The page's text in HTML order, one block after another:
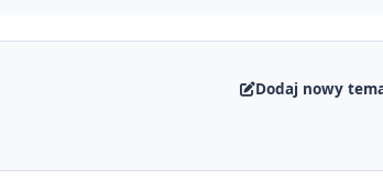
Dodaj nowy